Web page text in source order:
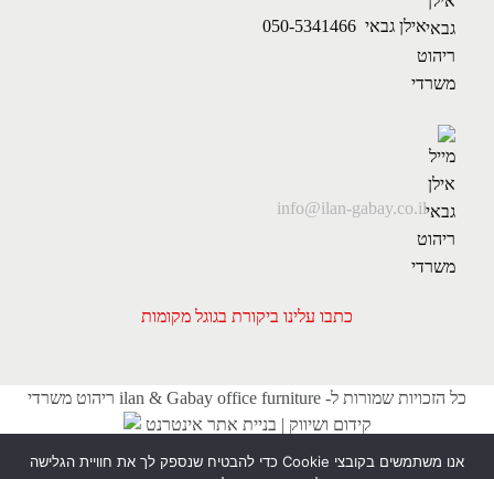
אילן גבאי 050-5341466
info@ilan-gabay.co.il
כתבו עלינו ביקורת בגוגל מקומות
כל הזכויות שמורות ל- ilan & Gabay office furniture ריהוט משרדי
קידום ושיווק | בניית אתר אינטרנט
אנו משתמשים בקובצי Cookie כדי להבטיח שנספק לך את חוויית הגלישה